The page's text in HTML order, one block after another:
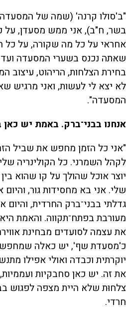
"ב'סולו קרנה' (שמה של
בשר, ח"ב), אני ממש מסעדן, על
אחראי על כל מה שקורה, על כל
שאתה נכנס בשערי המסעדה
בחירת הצלחות, הריהוט, עיצוב
לא יצא לי לעשות, ואני מרגיש
המסעדה".
אנחנו בבני־ברק. באמת יש
"אני כל הזמן מחפש את שביל
לקהל השמרני. כל הקולינריה
יוצר אוכל שהולך על קו שהוא
שלי. אני בא מחסידות גור,
גדלתי בבני־ברק החרדית, והיום
מעורבת בפתח־תקווה. והאמת
את עצמה לסועדים מבחינת
כ'מסעדת שף', יש כאלה
יוקרתית וכבדה ואולי אפילו
את זה. יש כאן סחבקיות
צלחוּת שלא היית מצפה לפגוש
חרדי.